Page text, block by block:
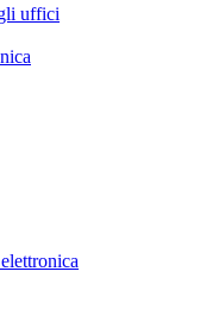
uffici